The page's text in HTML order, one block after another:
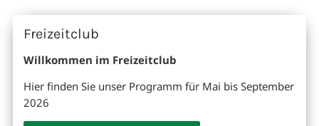
Freizeitclub
Willkommen im Freizeitclub
Hier finden Sie unser Programm für Mai bis September
2026